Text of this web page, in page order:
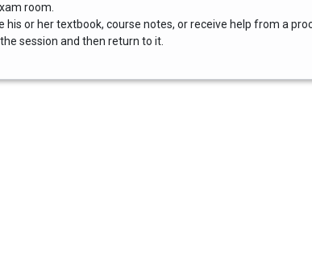
room.
his or her textbook, course notes, or receive help from a
session and then return to it.